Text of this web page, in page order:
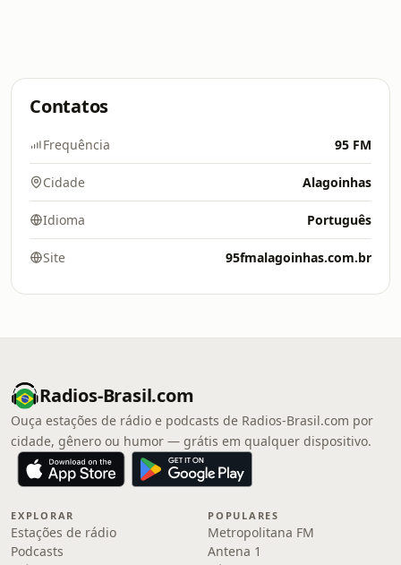
Contatos
Frequência 95 FM
Cidade Alagoinhas
Idioma Português
Site 95fmalagoinhas.com.br
Radios-Brasil.com
Ouça estações de rádio e podcasts de Radios-Brasil.com por
cidade, gênero ou humor — grátis em qualquer dispositivo.
EXPLORAR
Estações de rádio
Podcasts
POPULARES
Metropolitana FM
Antena 1